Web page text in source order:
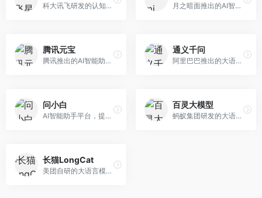
科大讯飞研发的认知智能大模型，深度融合语音识别和自然语言处理技术。面向企业用户和教育领域，提供语音交互、文档处理、代码生成等服务，中文语音识别准确率高。 月之暗面推出的AI智能助手，核心优势在于超长文本处理能力，支持20万字以上文档分析。面向学术研究者、职场人士和内容创作者，提供文档解读、PPT生成、联网搜索等综合服务。
腾讯元宝
腾讯推出的AI智能助手，整合微信生态和腾讯云服务。面向普通用户和企业客户，支持文档解析、图像理解、联网搜索等功能，与腾讯产品无缝衔接，办公协作便捷。
通义千问
阿里巴巴推出的大语言模型平台，提供对话问答、文档处理、图像理解、代码编写等全方位AI服务。面向企业用户和个人开发者，集成阿里云生态，支持多模态交互，企业级安全保障。
问小白
AI智能助手平台，提供知识问答、文本创作、文档处理等服务。面向普通用户和职场人士，操作简便，响应速度快，支持多场景应用。
百灵大模型
蚂蚁集团研发的大语言模型平台，专注于金融科技和企业服务。面向金融机构和企业客户，提供智能客服、风险分析、文档处理等服务，金融场景理解深入。
长猫LongCat
美团自研的大语言模型对话平台，专注于本地生活服务场景。面向美团生态用户，提供智能推荐、服务问答等功能，本地生活知识覆盖全面。